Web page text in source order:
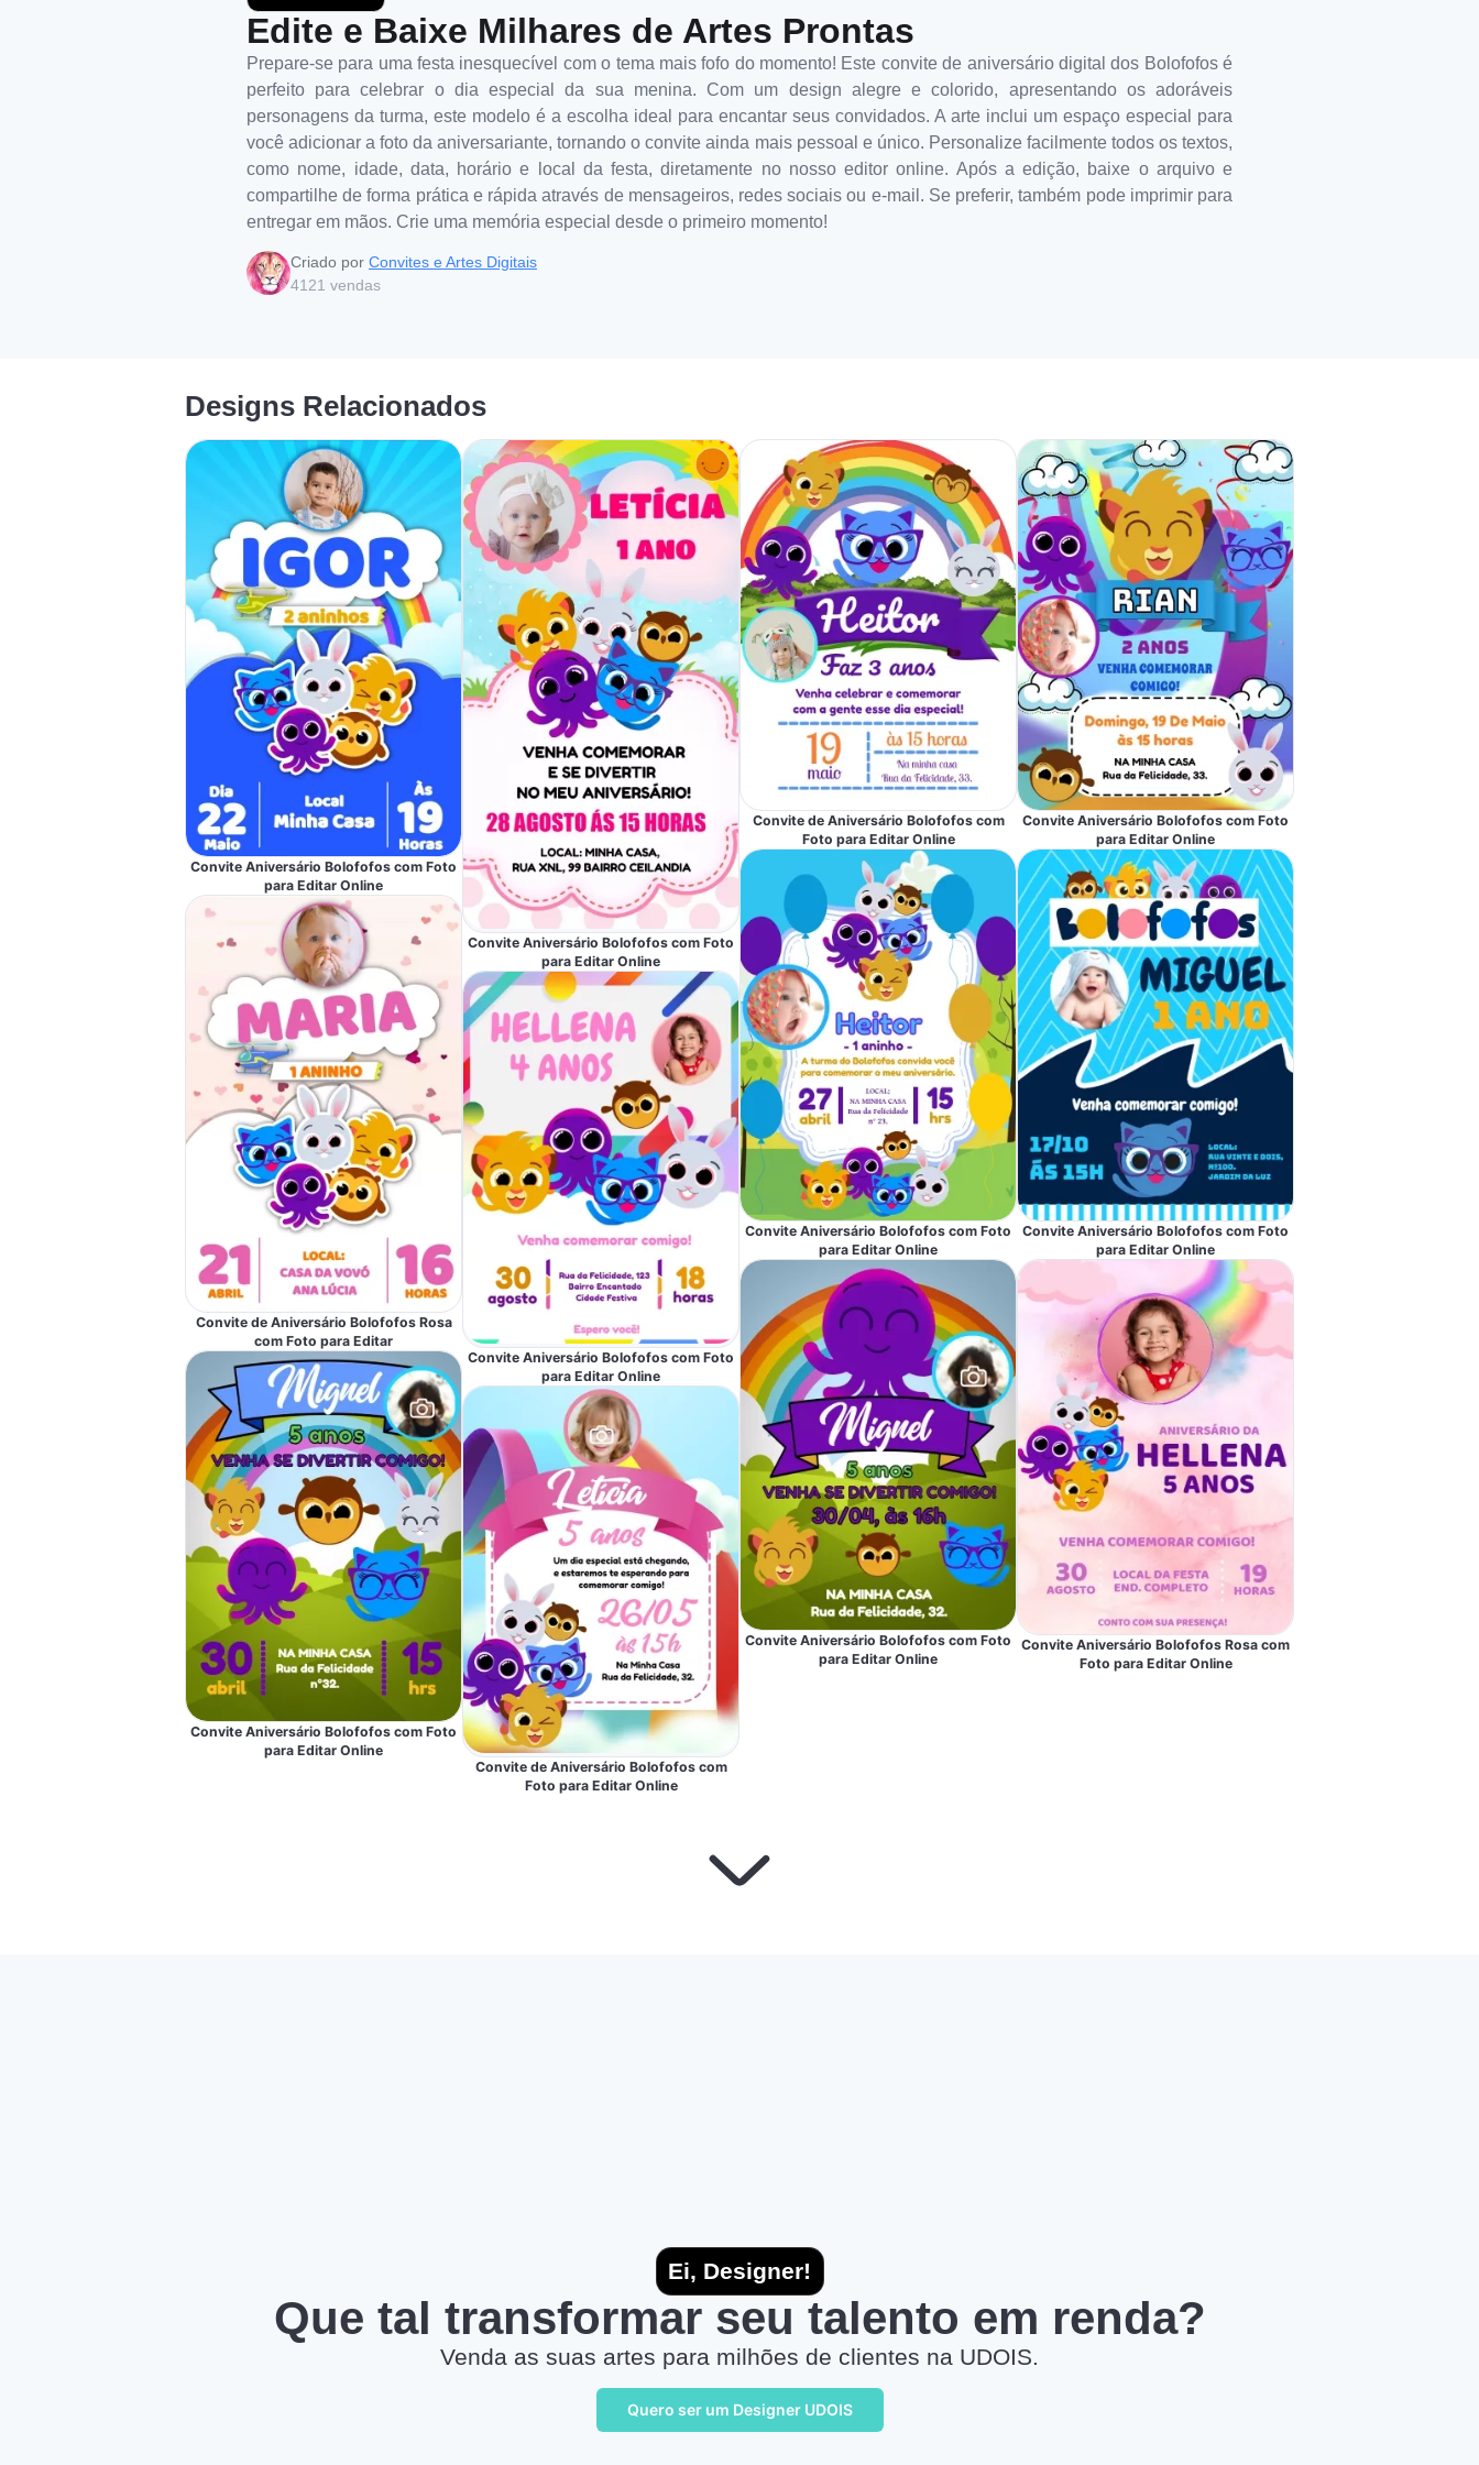
Edite e Baixe Milhares de Artes Prontas
Prepare-se para uma festa inesquecível com o tema mais fofo do momento! Este convite de aniversário digital dos Bolofofos é
perfeito para celebrar o dia especial da sua menina. Com um design alegre e colorido, apresentando os adoráveis
personagens da turma, este modelo é a escolha ideal para encantar seus convidados. A arte inclui um espaço especial para
você adicionar a foto da aniversariante, tornando o convite ainda mais pessoal e único. Personalize facilmente todos os textos,
como nome, idade, data, horário e local da festa, diretamente no nosso editor online. Após a edição, baixe o arquivo e
compartilhe de forma prática e rápida através de mensageiros, redes sociais ou e-mail. Se preferir, também pode imprimir para
entregar em mãos. Crie uma memória especial desde o primeiro momento!
Criado por Convites e Artes Digitais
4121 vendas
Designs Relacionados
Convite Aniversário Bolofofos com Foto
para Editar Online
Convite de Aniversário Bolofofos Rosa
com Foto para Editar
Convite Aniversário Bolofofos com Foto
para Editar Online
Convite Aniversário Bolofofos com Foto
para Editar Online
Convite Aniversário Bolofofos com Foto
para Editar Online
Convite de Aniversário Bolofofos com
Foto para Editar Online
Convite de Aniversário Bolofofos com
Foto para Editar Online
Convite Aniversário Bolofofos com Foto
para Editar Online
Convite Aniversário Bolofofos com Foto
para Editar Online
Convite Aniversário Bolofofos com Foto
para Editar Online
Convite Aniversário Bolofofos com Foto
para Editar Online
Convite Aniversário Bolofofos Rosa com
Foto para Editar Online
Ei, Designer!
Que tal transformar seu talento em renda?
Venda as suas artes para milhões de clientes na UDOIS.
Quero ser um Designer UDOIS